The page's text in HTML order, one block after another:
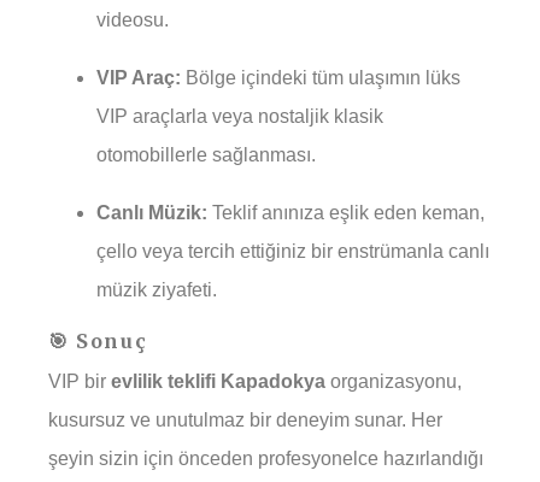
videosu.
VIP Araç: Bölge içindeki tüm ulaşımın lüks
VIP araçlarla veya nostaljik klasik
otomobillerle sağlanması.
Canlı Müzik: Teklif anınıza eşlik eden keman,
çello veya tercih ettiğiniz bir enstrümanla canlı
müzik ziyafeti.
🎯 Sonuç
VIP bir evlilik teklifi Kapadokya organizasyonu,
kusursuz ve unutulmaz bir deneyim sunar. Her
şeyin sizin için önceden profesyonelce hazırlandığı